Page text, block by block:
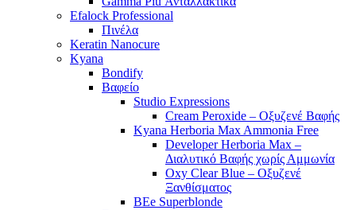
Efalock Professional
Πινέλα
Keratin Nanocure
Kyana
Bondify
Βαφείο
Studio Expressions
Cream Peroxide – Οξυζενέ Βαφής
Kyana Herboria Max Ammonia Free
Developer Herboria Max –
Διαλυτικό Βαφής χωρίς Αμμωνία
Oxy Clear Blue – Οξυζενέ
Ξανθίσματος
BEe Superblonde